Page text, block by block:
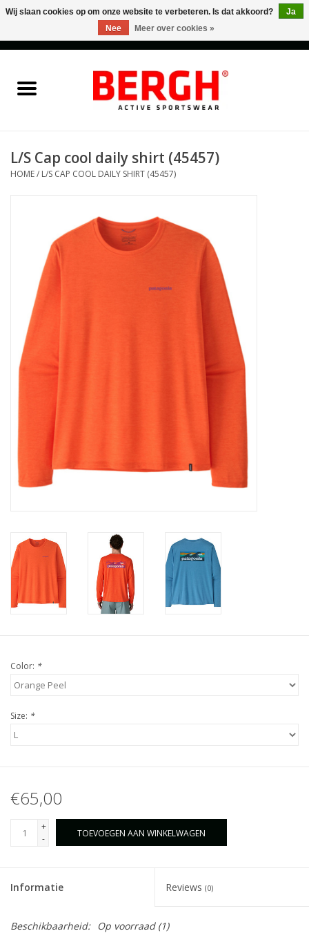
Cadeaubonnen
Merken
L/S Cap cool daily shirt (45457)
HOME/ L/S CAP COOL DAILY SHIRT (45457)
Color: *
Size: *
€65,00
+
-
TOEVOEGEN AAN WINKELWAGEN
Informatie Reviews (0)
Beschikbaarheid: Op voorraad(1)
Wij slaan cookies op om onze website te verbeteren. Is dat akkoord?
Ja
Nee
Meer over cookies »